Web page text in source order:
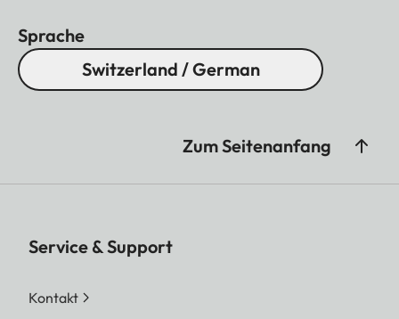
Sprache
Switzerland / German
Zum Seitenanfang
Service & Support
Kontakt